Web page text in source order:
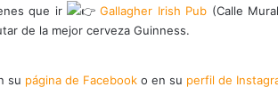
que ir Gallagher Irish Pub (Calle
de la mejor cerveza Guinness.
su página de Facebook o en su perfil de